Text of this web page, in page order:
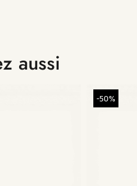
aussi
-50%